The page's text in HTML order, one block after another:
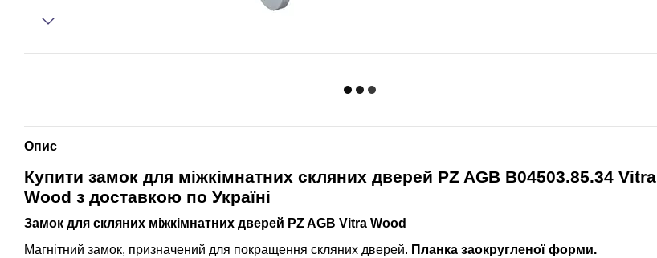
Опис
Купити замок для міжкімнатних скляних дверей PZ AGB B04503.85.34 Vitra
Wood з доставкою по Україні
Замок для скляних міжкімнатних дверей PZ AGB Vitra Wood
Магнітний замок, призначений для покращення скляних дверей. Планка заокругленої форми.